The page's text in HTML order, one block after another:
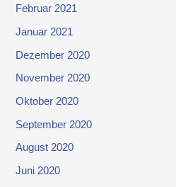
Februar 2021
Januar 2021
Dezember 2020
November 2020
Oktober 2020
September 2020
August 2020
Juni 2020